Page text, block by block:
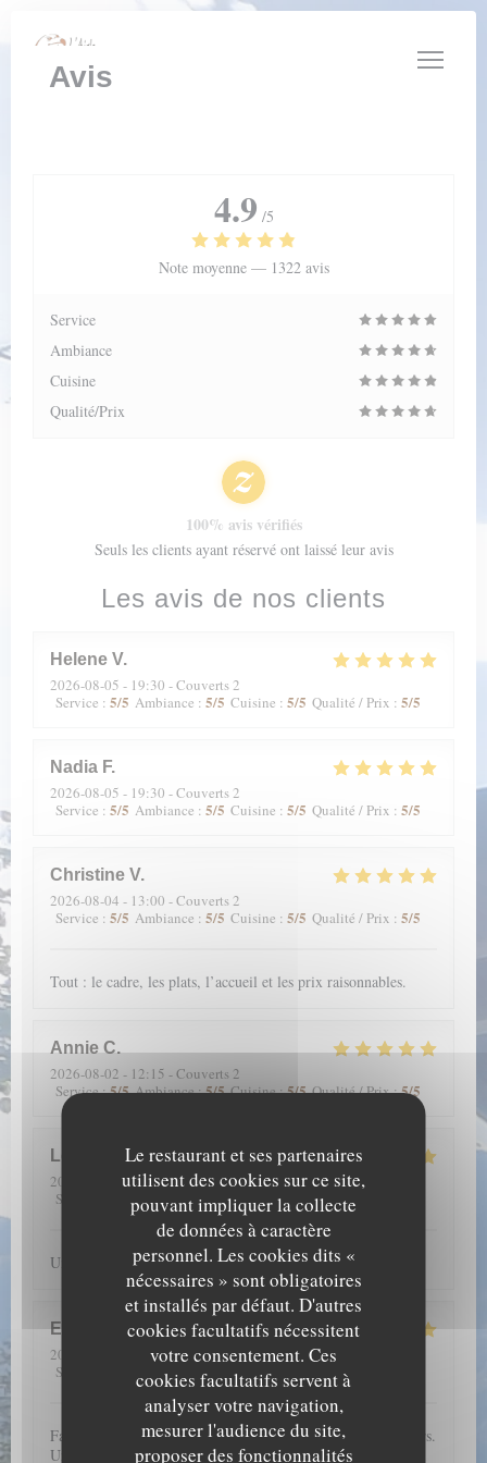
Personnalisation de vos choix en matière de cookies
Le restaurant et ses partenaires
utilisent des cookies sur ce site,
pouvant impliquer la collecte
de données à caractère
personnel. Les cookies dits «
nécessaires » sont obligatoires
et installés par défaut. D'autres
cookies facultatifs nécessitent
votre consentement. Ces
cookies facultatifs servent à
analyser votre navigation,
mesurer l'audience du site,
proposer des fonctionnalités
Avis
Les avis de nos clients
Helene V
2026-08-05 - 19:30 - Couverts 2
Service : 5/5 Ambiance : 5/5 Cuisine : 5/5 Qualité / Prix : 5/5
Nadia F
2026-08-05 - 19:30 - Couverts 2
Service : 5/5 Ambiance : 5/5 Cuisine : 5/5 Qualité / Prix : 5/5
Christine V
2026-08-04 - 13:00 - Couverts 2
Service : 5/5 Ambiance : 5/5 Cuisine : 5/5 Qualité / Prix : 5/5
Tout : le cadre, les plats, l’accueil et les prix raisonnables.
Annie C
2026-08-02 - 12:15 - Couverts 2
Service:5/5 Ambiance:5/5 Cuisine:5/5 Qualité / Prix:5/5
Louise
2026-07-23
- 20:00 - Couverts 6
Service
Ambiance : 5/5 Cuisine : 5 /5 Qualité / Prix
Un accueil chaleureux, avec beaucoup de joie et de sourires
EmmanuelleA
2026-07-17
- 13:00 - Couverts 4
Service
Ambiance 5 Cuisine Qualité / Prix
Fantastique emplacement et une carte qui nous régale toujours.
Une mention spéciale aux pâtisseries qui sont merveilleuses à
4.9 /5
Note moyenne — 1322 avis
Service
Ambiance
Cuisine
Qualité/Prix
100% avis vérifiés
Seuls les clients ayant réservé ont laissé leur avis